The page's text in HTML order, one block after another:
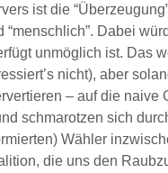
ist die
Dabei
unmöglich ist. Das
nicht), aber
– auf die naive
schmarotzen sich
Wähler
die uns den